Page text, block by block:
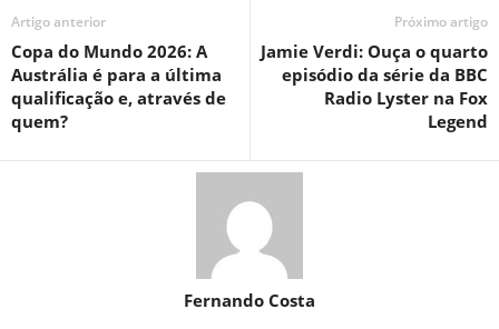
Artigo anterior
Copa do Mundo 2026: A
Austrália é para a última
qualificação e, através de
quem?
Próximo artigo
Jamie Verdi: Ouça o quarto
episódio da série da BBC
Radio Lyster na Fox
Legend
Fernando Costa